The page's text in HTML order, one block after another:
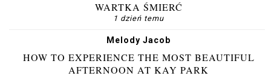
WARTKA ŚMIERĆ
1 dzień temu
Melody Jacob
HOW TO EXPERIENCE THE MOST BEAUTIFUL
AFTERNOON AT KAY PARK